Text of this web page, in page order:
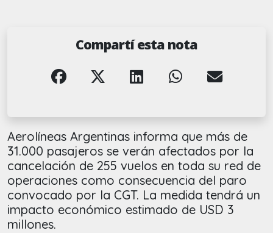
Compartí esta nota
Aerolíneas Argentinas informa que más de
31.000 pasajeros se verán afectados por la
cancelación de 255 vuelos en toda su red de
operaciones como consecuencia del paro
convocado por la CGT. La medida tendrá un
impacto económico estimado de USD 3
millones.